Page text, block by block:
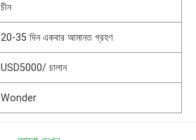
চীন
20-35 দিন একবার আমানত গ্রহণ
USD5000/ চালান
Wonder